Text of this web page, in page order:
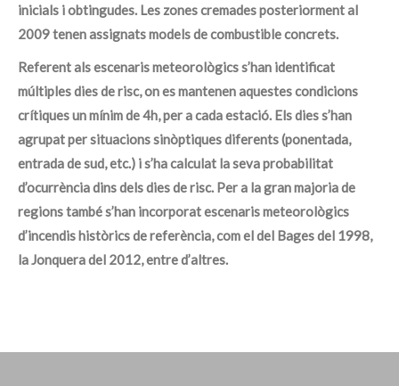
inicials i obtingudes. Les zones cremades posteriorment al
2009 tenen assignats models de combustible concrets.
Referent als escenaris meteorològics s’han identificat
múltiples dies de risc, on es mantenen aquestes condicions
crítiques un mínim de 4h, per a cada estació. Els dies s’han
agrupat per situacions sinòptiques diferents (ponentada,
entrada de sud, etc.) i s’ha calculat la seva probabilitat
d’ocurrència dins dels dies de risc. Per a la gran majoria de
regions també s’han incorporat escenaris meteorològics
d’incendis històrics de referència, com el del Bages del 1998,
la Jonquera del 2012, entre d’altres.